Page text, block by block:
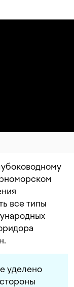
все типы
уделено